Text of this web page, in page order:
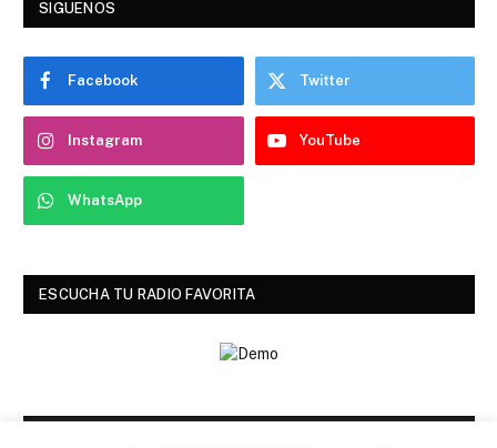
SIGUENOS
Facebook Twitter
Instagram YouTube
WhatsApp
ESCUCHA TU RADIO FAVORITA